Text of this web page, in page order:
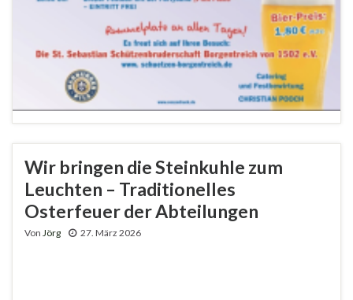
Wir bringen die Steinkuhle zum
Leuchten – Traditionelles
Osterfeuer der Abteilungen
Von Jörg 27. März 2026